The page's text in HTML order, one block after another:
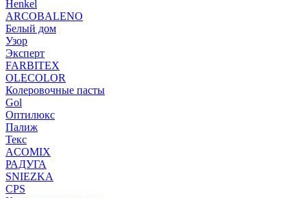
Henkel
ARCOBALENO
Белый дом
Узор
Эксперт
FARBITEX
OLECOLOR
Колеровочные пасты
Gol
Оптилюкс
Палиж
Текс
ACOMIX
РАДУГА
SNIEZKA
CPS